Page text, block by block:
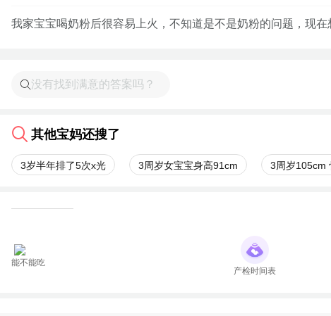
我家宝宝喝奶粉后很容易上火，不知道是不是奶粉的问题，现在
其他宝妈还搜了
3岁半年排了5次x光 3周岁女宝宝身高91cm 3周岁105cm
能不能吃
产检时间表